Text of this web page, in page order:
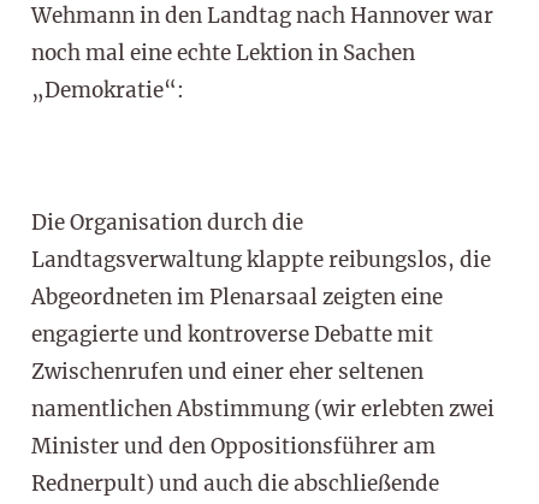
Wehmann in den Landtag nach Hannover war
noch mal eine echte Lektion in Sachen
„Demokratie“:
Die Organisation durch die
Landtagsverwaltung klappte reibungslos, die
Abgeordneten im Plenarsaal zeigten eine
engagierte und kontroverse Debatte mit
Zwischenrufen und einer eher seltenen
namentlichen Abstimmung (wir erlebten zwei
Minister und den Oppositionsführer am
Rednerpult) und auch die abschließende